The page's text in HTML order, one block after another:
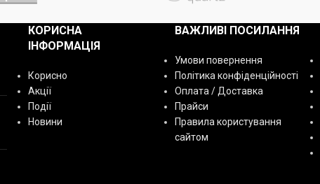
КОРИСНА
ІНФОРМАЦІЯ
Корисно
Акції
Події
Новини
ВАЖЛИВІ ПОСИЛАННЯ
Умови повернення
Політика конфіденційності
Оплата / Доставка
Прайси
Правила користування
сайтом